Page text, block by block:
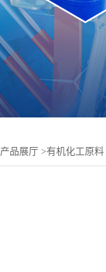
产品展厅 >有机化工原料